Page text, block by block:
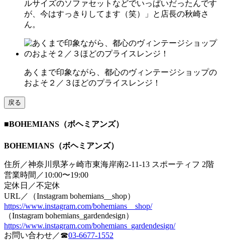
ルサイズのソファセットなどでいっぱいだったんです
が、今はすっきりしてます（笑）」と店長の秋崎さ
ん。
あくまで印象ながら、都心のヴィンテージショップの
およそ２／３ほどのプライスレンジ！
戻る
■BOHEMIANS（ボヘミアンズ）
BOHEMIANS（ボヘミアンズ）
住所／神奈川県茅ヶ崎市東海岸南2-11-13 スポーティフ 2階
営業時間／10:00〜19:00
定休日／不定休
URL／（Instagram bohemians__shop）
https://www.instagram.com/bohemians__shop/
（Instagram bohemians_gardendesign）
https://www.instagram.com/bohemians_gardendesign/
お問い合わせ／☎︎03-6677-1552